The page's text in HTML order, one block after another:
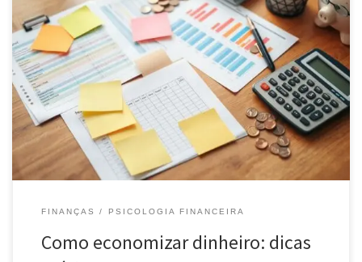
Descubra dicas práticas sobre como economizar dinheiro e
melhorar suas finanças. Aprenda a reduzir gastos, poupar e fazer
escolhas inteligentes para alcançar seus objetivos financeiros.
FINANÇAS PSICOLOGIA FINANCEIRA
Como economizar dinheiro: dicas